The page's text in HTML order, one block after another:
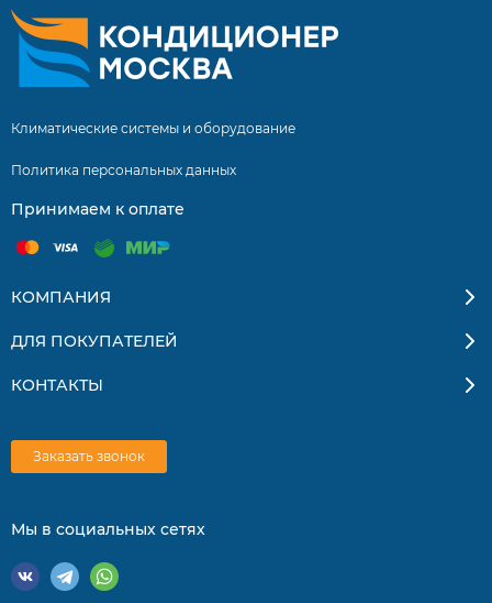
Широкий передовой функционал
Функция «Холодная плазма» для здорового
микроклимата
7 скоростей вентилятора
Компактные размеры и современный дизайн
Авторестарт
Автоматическая разморозка внешнего блока
Самодиагностика и самоочистка
Режим энергосбережения
Климатические системы и оборудование
Политика персональных данных
Принимаем к оплате
КОМПАНИЯ
ДЛЯ ПОКУПАТЕЛЕЙ
КОНТАКТЫ
Заказать звонок
Мы в социальных сетях